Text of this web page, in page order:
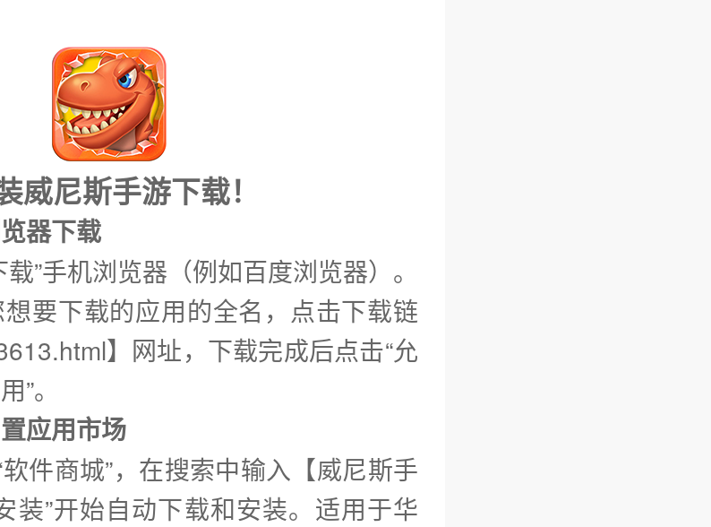
威尼斯手游下载！
器下载
”手机浏览器（例如百度浏览器）。
要下载的应用的全名，点击下载链
】网址，下载完成后点击“允
”。
应用市场
软件商城”，在搜索中输入【威尼斯手
装”开始自动下载和安装。适用于华